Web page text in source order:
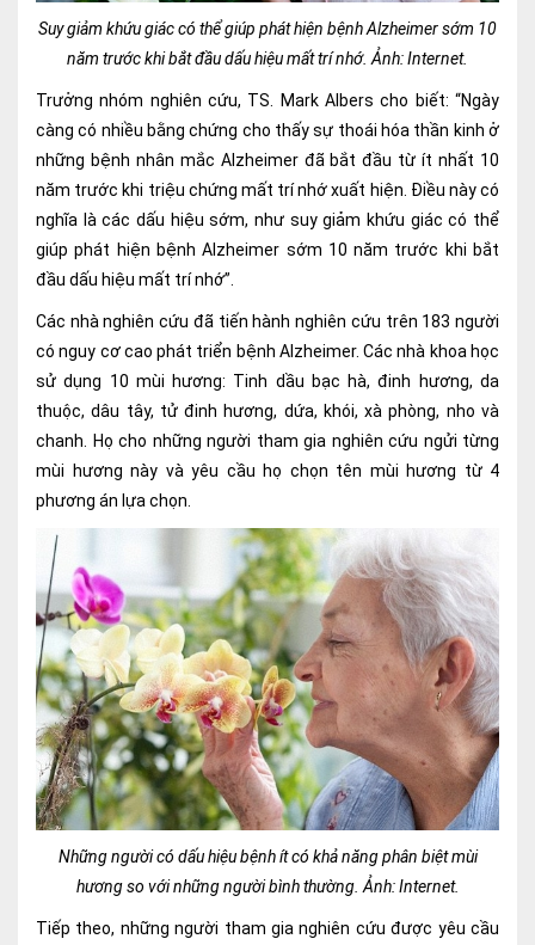
Răng Hàm Mặt
Vật lý trị liệu hồi phục chức năng
Xét nghiệm
Xét nghiệm sàng lọc NIPT
Chẩn đoán hình ảnh
Nội soi tiêu hóa
Gói khám sức khỏe cá nhân định kỳ
Gói khám tầm soát ung thư sớm
Gói quản lý mạn tính
Dịch vụ ưu đãi đặc biệt
Bác sĩ online - Tư vấn từ xa
Bác sĩ gia đình chăm sóc y tế 24/7
Nhà thuốc GPP
Dịch vụ Y tế Cơ quan – MEDI-OFFICE
Dịch vụ Y tế gia đình – MEDI-HOME
Lấy mẫu xét nghiệm tại nhà
Suy giảm khứu giác có thể giúp phát hiện bệnh Alzheimer sớm 10
năm trước khi bắt đầu dấu hiệu mất trí nhớ. Ảnh: Internet.
Trưởng nhóm nghiên cứu, TS. Mark Albers cho biết: “Ngày
càng có nhiều bằng chứng cho thấy sự thoái hóa thần kinh ở
những bệnh nhân mắc Alzheimer đã bắt đầu từ ít nhất 10
năm trước khi triệu chứng mất trí nhớ xuất hiện. Điều này có
nghĩa là các dấu hiệu sớm, như suy giảm khứu giác có thể
giúp phát hiện bệnh Alzheimer sớm 10 năm trước khi bắt
đầu dấu hiệu mất trí nhớ”.
Các nhà nghiên cứu đã tiến hành nghiên cứu trên 183 người
có nguy cơ cao phát triển bệnh Alzheimer. Các nhà khoa học
sử dụng 10 mùi hương: Tinh dầu bạc hà, đinh hương, da
thuộc, dâu tây, tử đinh hương, dứa, khói, xà phòng, nho và
chanh. Họ cho những người tham gia nghiên cứu ngửi từng
mùi hương này và yêu cầu họ chọn tên mùi hương từ 4
phương án lựa chọn.
Những người có dấu hiệu bệnh ít có khả năng phân biệt mùi
hương so với những người bình thường. Ảnh: Internet.
Tiếp theo, những người tham gia nghiên cứu được yêu cầu